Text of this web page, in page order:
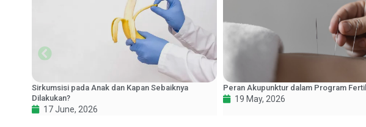
Sirkumsisi pada Anak dan Kapan Sebaiknya
Dilakukan?
17 June, 2026
Peran Akupunktur dalam Program
19 May, 2026